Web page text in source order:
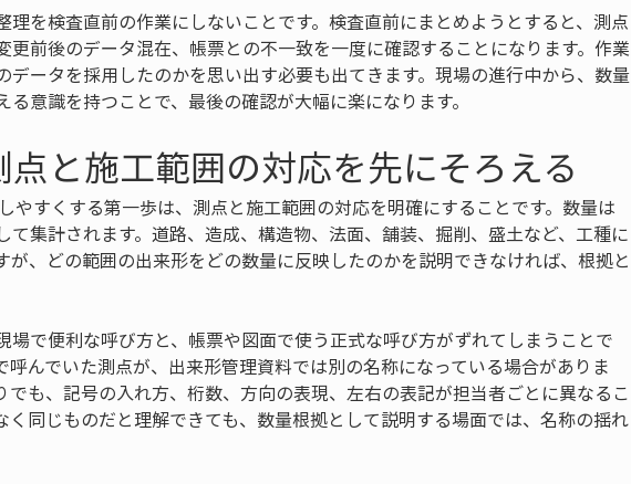
理を検査直前の作業にしないことです。検査直前にまとめようとすると、測点
更前後のデータ混在、帳票との不一致を一度に確認することになります。作業
データを採用したのかを思い出す必要も出てきます。現場の進行中から、数量
意識を持つことで、最後の確認が大幅に楽になります。
と施工範囲の対応を先にそろえる
やすくする第一歩は、測点と施工範囲の対応を明確にすることです。数量は
て集計されます。道路、造成、構造物、法面、舗装、掘削、盛土など、工種に
が、どの範囲の出来形をどの数量に反映したのかを説明できなければ、根拠と
場で便利な呼び方と、帳票や図面で使う正式な呼び方がずれてしまうことで
呼んでいた測点が、出来形管理資料では別の名称になっている場合がありま
でも、記号の入れ方、桁数、方向の表現、左右の表記が担当者ごとに異なるこ
く同じものだと理解できても、数量根拠として説明する場面では、名称の揺れ